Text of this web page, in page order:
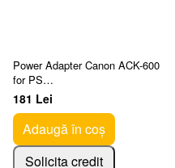
Power Adapter Canon ACK-600
for PS
A640/630/95/85/80/75/70/60
181 Lei
Adaugă în coș
Solicita credit